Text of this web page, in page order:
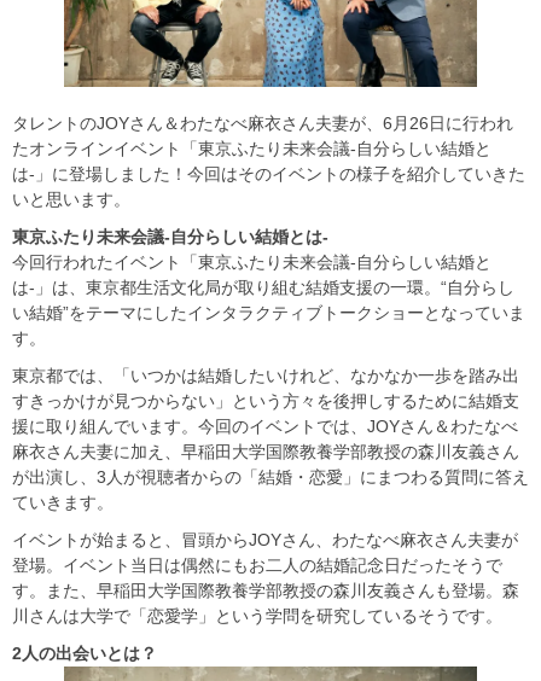
タレントのJOYさん＆わたなべ麻衣さん夫妻が、6月26日に行われ
たオンラインイベント「東京ふたり未来会議-自分らしい結婚と
は-」に登場しました！今回はそのイベントの様子を紹介していきた
いと思います。
東京ふたり未来会議-自分らしい結婚とは-
今回行われたイベント「東京ふたり未来会議-自分らしい結婚と
は-」は、東京都生活文化局が取り組む結婚支援の一環。“自分らし
い結婚”をテーマにしたインタラクティブトークショーとなっていま
す。
東京都では、「いつかは結婚したいけれど、なかなか一歩を踏み出
すきっかけが見つからない」という方々を後押しするために結婚支
援に取り組んでいます。今回のイベントでは、JOYさん＆わたなべ
麻衣さん夫妻に加え、早稲田大学国際教養学部教授の森川友義さん
が出演し、3人が視聴者からの「結婚・恋愛」にまつわる質問に答え
ていきます。
イベントが始まると、冒頭からJOYさん、わたなべ麻衣さん夫妻が
登場。イベント当日は偶然にもお二人の結婚記念日だったそうで
す。また、早稲田大学国際教養学部教授の森川友義さんも登場。森
川さんは大学で「恋愛学」という学問を研究しているそうです。
2人の出会いとは？